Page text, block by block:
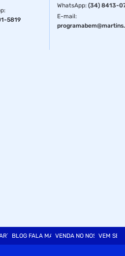
:
5819
WhatsApp:(34) 8413-
E-mail:
BLOG FALA MARTVENDA NO NOSSO SITE
VEM SER